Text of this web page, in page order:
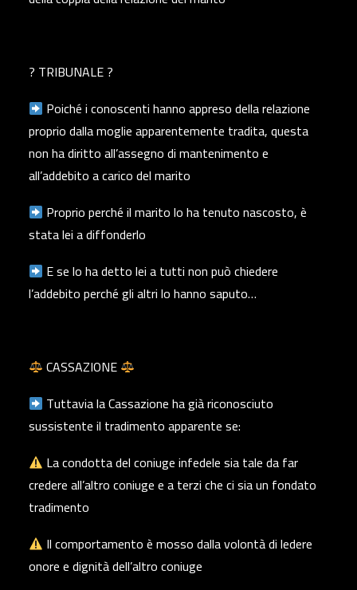
? TRIBUNALE ?
Poiché i conoscenti hanno appreso della relazione
proprio dalla moglie apparentemente tradita, questa
non ha diritto all’assegno di mantenimento e
all’addebito a carico del marito
Proprio perché il marito lo ha tenuto nascosto, è
stata lei a diffonderlo
E se lo ha detto lei a tutti non può chiedere
l’addebito perché gli altri lo hanno saputo…
CASSAZIONE
Tuttavia la Cassazione ha già riconosciuto
sussistente il tradimento apparente se:
La condotta del coniuge infedele sia tale da far
credere all’altro coniuge e a terzi che ci sia un fondato
tradimento
Il comportamento è mosso dalla volontà di ledere
onore e dignità dell’altro coniuge